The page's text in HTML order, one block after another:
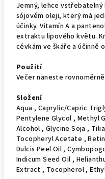
Jemný, lehce
sójovém oleji, který má
účinky. Vitamín A a
extraktu lipového květu.
cévkám ve škáře a účinně
Použití
Večer naneste
Složení
Aqua , Caprylic/Capric
Pentylene Glycol , Methyl
Alcohol , Glycine Soja ,
Tocopheryl Acetate ,
Dulcis Peel Oil ,
Indicum Seed Oil ,
Extract , Tocopherol ,